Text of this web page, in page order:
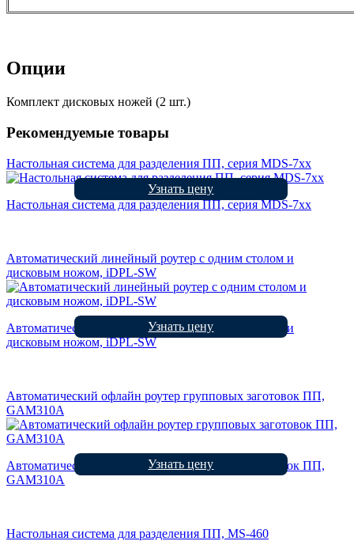
Опции
Комплект дисковых ножей (2 шт.)
Рекомендуемые товары
Настольная система для разделения ПП, серия MDS-7xx
Настольная система для разделения ПП, серия MDS-7xx
Узнать цену
Автоматический линейный роутер с одним столом и
дисковым ножом, iDPL-SW
Автоматический линейный роутер с одним столом и
дисковым ножом, iDPL-SW
Узнать цену
Автоматический офлайн роутер групповых заготовок ПП,
GAM310A
Автоматический офлайн роутер групповых заготовок ПП,
GAM310A
Узнать цену
Настольная система для разделения ПП, MS-460